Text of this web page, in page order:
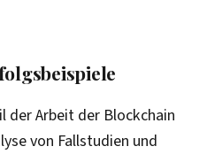
der Arbeit der Blockchain
von Fallstudien und